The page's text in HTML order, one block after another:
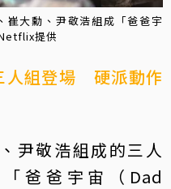
崔大勳、尹敬浩組成「爸爸宇
提供
人組登場 硬派動作
尹敬浩組成的三人
爸爸宇宙（Dad